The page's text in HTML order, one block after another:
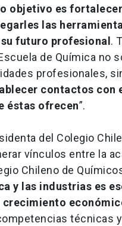
objetivo es
las
futuro profesional .
de Química
profesionales,
contactos con
éstas ofrecen”.
del Colegio
vínculos entre la
Chileno de
y las industrias es
crecimiento
técnicas